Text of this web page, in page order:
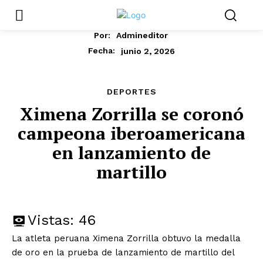
Por:
Admineditor
Fecha:
junio 2, 2026
DEPORTES
Ximena Zorrilla se coronó
campeona iberoamericana
en lanzamiento de
martillo
Vistas: 46
La atleta peruana Ximena Zorrilla obtuvo la medalla
de oro en la prueba de lanzamiento de martillo del